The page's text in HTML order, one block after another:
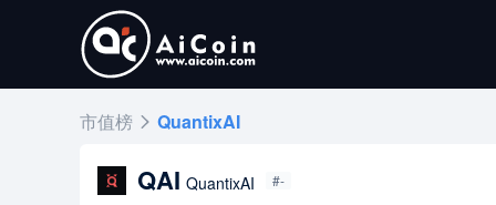
市值榜 QuantixAI
QAI QuantixAI #-